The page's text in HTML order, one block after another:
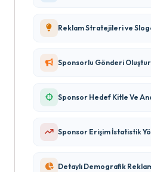
Reklam Stratejileri ve
Sponsorlu Gönderi
Sponsor Hedef Kitle Ve
Sponsor Erişim İstatistik
Detaylı Demografik